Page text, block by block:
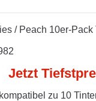
/ Peach 10er-
Jetzt
zu 10